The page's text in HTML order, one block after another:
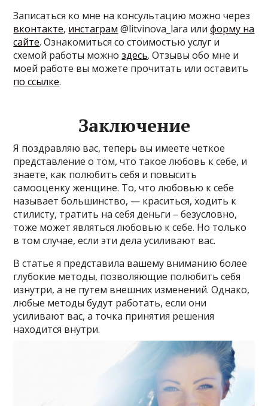
Записаться ко мне на консультацию можно через
вконтакте, инстаграм @litvinova_lara илиформу на
сайте. Ознакомиться со стоимостью услуг и
схемой работы можноздесь. Отзывы обо мне и
моей работе вы можете прочитать или оставить
по ссылке.
Заключение
Я поздравляю вас, теперь вы имеете четкое
представление о том, что такое любовь к себе, и
знаете, как полюбить себя и повысить
самооценку женщине. То, что любовью к себе
называет большинство, — краситься, ходить к
стилисту, тратить на себя деньги – безусловно,
тоже может являться любовью к себе. Но только
в том случае, если эти дела усиливают вас.
В статье я представила вашему вниманию более
глубокие методы, позволяющие полюбить себя
изнутри, а не путем внешних изменений. Однако,
любые методы будут работать, если они
усиливают вас, а точка принятия решения
находится внутри.